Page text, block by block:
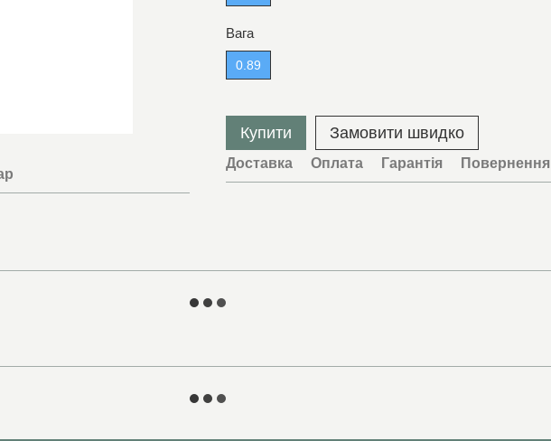
Вага
0.89
Купити Замовити швидко
Доставка Оплата Гарантія Повернення